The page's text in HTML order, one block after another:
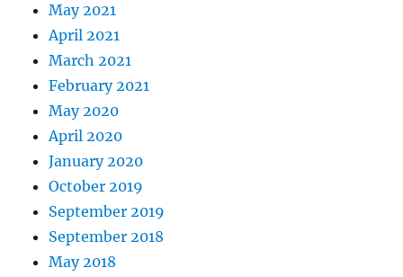
May 2021
April 2021
March 2021
February 2021
May 2020
April 2020
January 2020
October 2019
September 2019
September 2018
May 2018